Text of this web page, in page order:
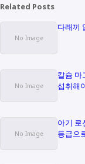
Related Posts
다래끼
칼슘 마
섭취해
아기 로
등급으